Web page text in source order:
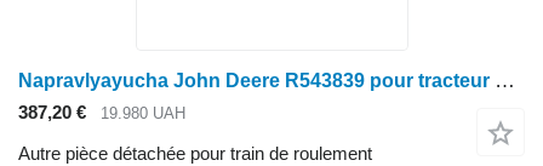
Napravlyayucha John Deere R543839 pour tracteur à roues John Deere 8520, 8120, 8220, 8420, 8130, 8225R, 8230, 8245R
387,20 € 19.980 UAH
Autre pièce détachée pour train de roulement